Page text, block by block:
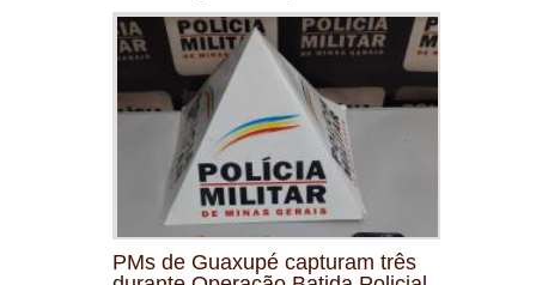
PMs de Guaxupé capturam três